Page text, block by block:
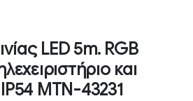
LED 5m. RGB
και
MTN-43231